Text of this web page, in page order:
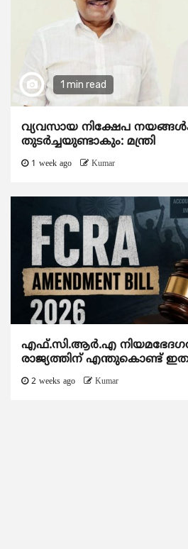
1 min read
വ്യവസായ നിക്ഷേപ
തുടര്‍ച്ചയുണ്ടാകും: മന്ത്രി
1 week ago Kumar
എഫ്.സി.ആര്‍.എ
രാജ്യത്തിന് എന്തുകൊണ്ട്
2 weeks ago Kumar